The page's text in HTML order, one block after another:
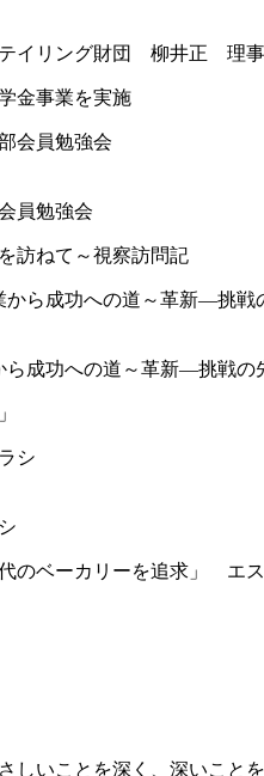
テイリング財団 柳井正 理
金事業を実施
員勉強会
訪ねて～視察訪問記
ら成功への道～革新―挑戦の
代のベーカリーを追求」 エ
しいことを深く、深いことを